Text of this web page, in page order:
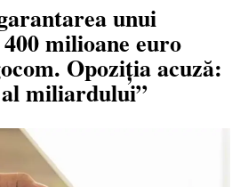
unui
milioane euro
Opoziția acuză:
miliardului”